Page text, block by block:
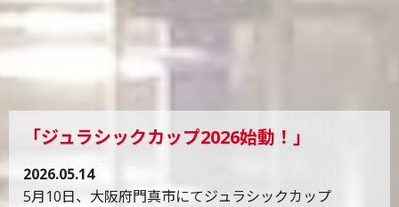
「ジュラシックカップ2026始動！」
2026.05.14
5月10日、大阪府門真市にてジュラシックカップ